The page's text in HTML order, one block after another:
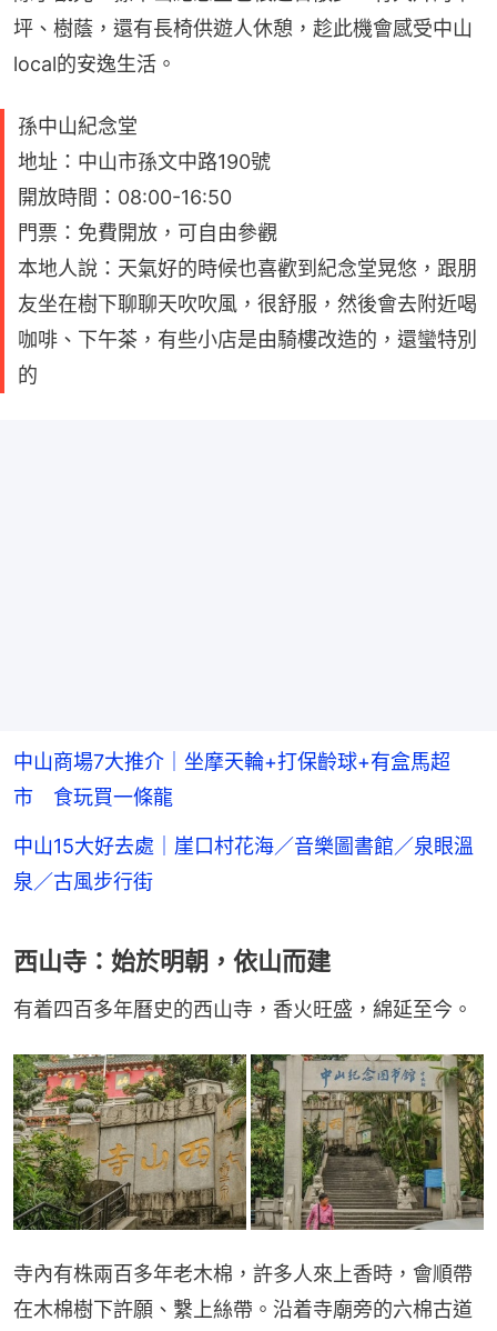
坪、樹蔭，還有長椅供遊人休憩，趁此機會感受中山
local的安逸生活。
孫中山紀念堂
地址：中山市孫文中路190號
開放時間：08:00-16:50
門票：免費開放，可自由參觀
本地人說：天氣好的時候也喜歡到紀念堂晃悠，跟朋
友坐在樹下聊聊天吹吹風，很舒服，然後會去附近喝
咖啡、下午茶，有些小店是由騎樓改造的，還蠻特別
的
中山商場7大推介｜坐摩天輪+打保齡球+有盒馬超
市 食玩買一條龍
中山15大好去處｜崖口村花海／音樂圖書館／泉眼溫
泉／古風步行街
西山寺：始於明朝，依山而建
有着四百多年曆史的西山寺，香火旺盛，綿延至今。
寺內有株兩百多年老木棉，許多人來上香時，會順帶
在木棉樹下許願、繫上絲帶。沿着寺廟旁的六棉古道